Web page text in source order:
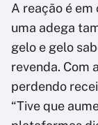
A reação é em
uma adega
gelo e gelo
revenda. Com
perdendo
“Tive que